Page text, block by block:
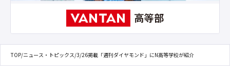
TOP/ニュース・トピックス /3/26掲載「週刊ダイヤモンド」にN高等学校が紹介